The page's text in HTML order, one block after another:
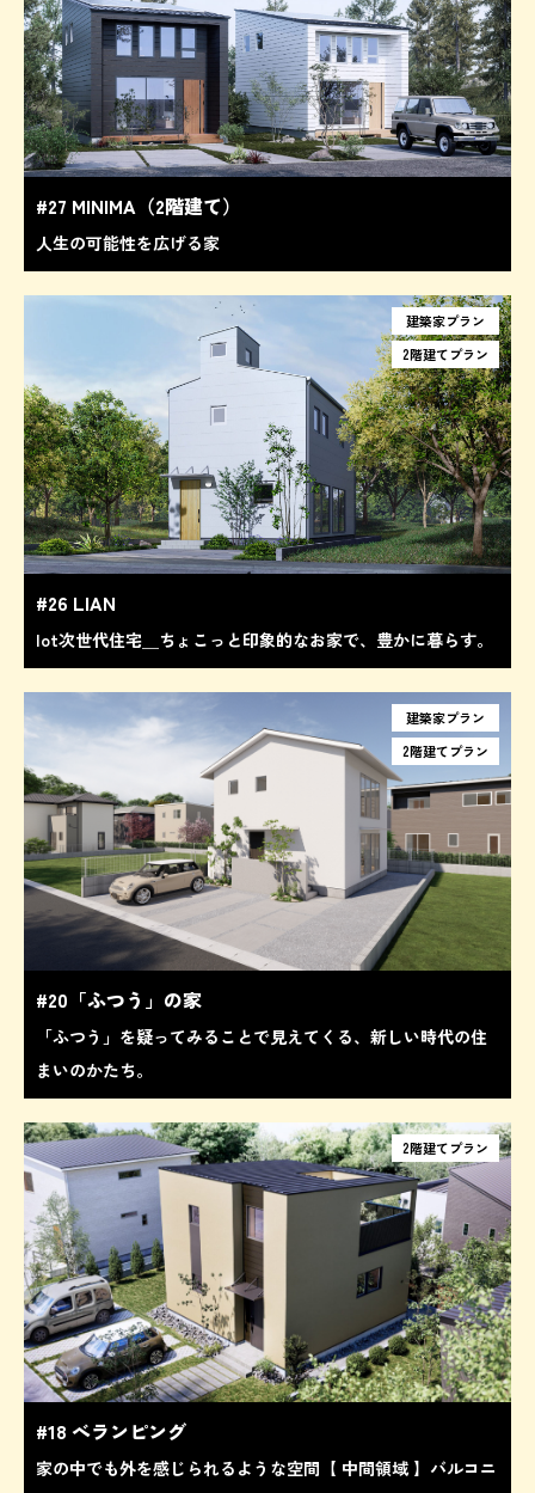
#27 MINIMA（2階建て）
人生の可能性を広げる家
建築家プラン
2階建てプラン
#26 LIAN
Iot次世代住宅＿ちょこっと印象的なお家で、豊かに暮らす。
建築家プラン
2階建てプラン
#20「ふつう」の家
「ふつう」を疑ってみることで見えてくる、新しい時代の住
まいのかたち。
2階建てプラン
#18 べランピング
家の中でも外を感じられるような空間【 中間領域 】バルコニ